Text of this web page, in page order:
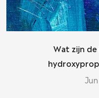
Wat zijn